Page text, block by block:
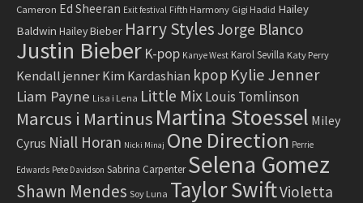
Cameron Ed Sheeran Exit festival Fifth Harmony Gigi Hadid Hailey
Baldwin Hailey Bieber Harry Styles Jorge Blanco
Justin Bieber K-pop Kanye West Karol Sevilla Katy Perry
Kendall jenner Kim Kardashian kpop Kylie Jenner
Liam Payne Lisa i Lena Little MixLouis Tomlinson
Marcus i Martinus Martina Stoessel Miley
Cyrus Niall Horan Nicki Minaj One Direction Perrie
Edwards Pete Davidson Sabrina Carpenter Selena Gomez
Shawn Mendes Soy Luna Taylor SwiftVioletta